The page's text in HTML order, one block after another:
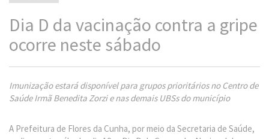
Dia D da vacinação contra a gripe
ocorre neste sábado
Imunização estará disponível para grupos prioritários no Centro de
Saúde Irmã Benedita Zorzi e nas demais UBSs do município
A Prefeitura de Flores da Cunha, por meio da Secretaria de Saúde,